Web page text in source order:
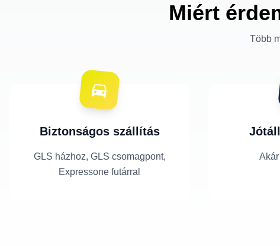
Miért
Több
Biztonságos szállítás
GLS házhoz, GLS csomagpont,
Expressone futárral